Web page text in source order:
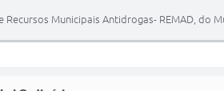
Recursos Municipais Antidrogas- REMAD, do